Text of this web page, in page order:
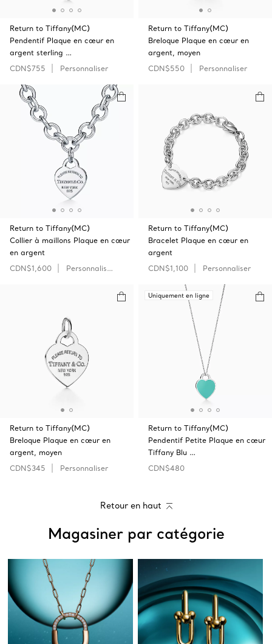
Return to Tiffany(MC)
Pendentif Plaque en cœur en
argent sterling …
CDN$755
Personnaliser
Return to Tiffany(MC)
Breloque Plaque en cœur en
argent, moyen
CDN$550
Personnaliser
Return to Tiffany(MC)
Collier à maillons Plaque en cœur
en argent
CDN$1,600
Personnaliser
Return to Tiffany(MC)
Bracelet Plaque en cœur en
argent
CDN$1,100
Personnaliser
Return to Tiffany(MC)
Breloque Plaque en cœur en
argent, moyen
CDN$345
Personnaliser
Uniquement en ligne
Return to Tiffany(MC)
Pendentif Petite Plaque en cœur
Tiffany Blu …
CDN$480
Retour en haut
Magasiner par catégorie